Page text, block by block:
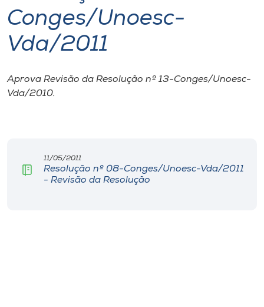
I.nova
Cultura
Biblioteca
Conges/Unoesc-
Vda/2011
Aprova Revisão da Resolução nº 13-Conges/Unoesc-
Vda/2010.
11/05/2011
Resolução nº 08-Conges/Unoesc-Vda/2011
- Revisão da Resolução